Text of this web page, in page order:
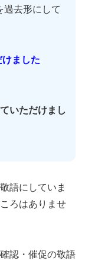
過去形にして
けました
いただけまし
語にしていま
ろはありませ
認・催促の敬語